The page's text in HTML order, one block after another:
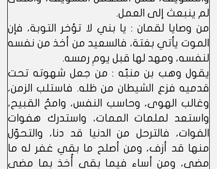
لم ينبعث إلى العمل.
من وصايا لقمان : يا بني لا تؤخر التوبة، فإن
الموت يأتي بغتة، فالسعيد من أخذ من نفسه
لنفسه، ومهد لها قبل يومِ رمسه.
يقول وهب بن منبّه : من جعل شهوته تحت
قدميه فزع الشيطان من ظله. فاستلب الزمن،
وغالب الهوى، وحاسب النفس، وامحُ القبيح،
واستعد لملمات الممات، واستدرك هفوات
الفوات، فالترحل من الدنيا قد دنا، والتحوّل
منها قد أزف، ومن أصلح ما بقي غفر له ما
مضى، ومن أساء فيما بقي أُخذ بما مضى